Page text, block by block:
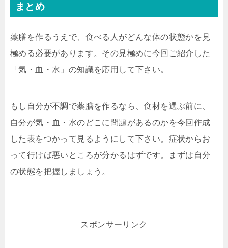
まとめ
薬膳を作るうえで、食べる人がどんな体の状態かを見
極める必要があります。その見極めに今回ご紹介した
「気・血・水」の知識を応用して下さい。
もし自分が不調で薬膳を作るなら、食材を選ぶ前に、
自分が気・血・水のどこに問題があるのかを今回作成
した表をつかって見るようにして下さい。症状からお
って行けば悪いところが分かるはずです。まずは自分
の状態を把握しましょう。
スポンサーリンク